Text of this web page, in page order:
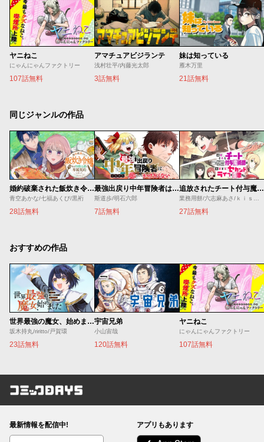
ヤニねこ
にゃんにゃんファクトリー
107話無料
アマチュアビジランテ
浅村壮平/内藤光太郎
3話無料
妹は知っている
雁木万里
21話無料
同じジャンルの作品
婚約破棄された飯炊き令嬢の私は冷酷公爵と専属契約しました～ですが胃袋を掴んだ結果、冷たかった公爵様がどんどん優しくなっています～
青空あかな/七福あくび/黒裄
28話無料
最強出戻り中年冒険者は、今さら命なんてかけたくない
斯道歩/明石六郎
7話無料
追放されたチート付与魔術師は気ままなセカンドライフを謳歌する。 ～俺は武器だけじゃなく、あらゆるものに『強化ポイント』を付与できるし、俺の意思でいつでも効果を解除できるけど、残った人たち大丈夫？～
27話無料
おすすめの作品
世界最強の魔女、始めました ～私だけ『攻略サイト』を見れる世界で自由に生きます～
坂木持丸/riritto/戸賀環
23話無料
宇宙兄弟
小山宙哉
120話無料
ヤニねこ
にゃんにゃんファクトリー
107話無料
コミックDAYS
最新情報を配信中! アプリもあります